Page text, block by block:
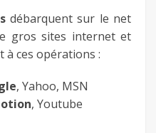
débarquent sur le net
gros sites internet et
à ces opérations :
, Yahoo, MSN
, Youtube